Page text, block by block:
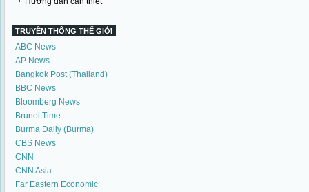
TRUYỀN THÔNG THẾ GIỚI
ABC News
AP News
Bangkok Post (Thailand)
BBC News
Bloomberg News
Brunei Time
Burma Daily (Burma)
CBS News
CNN
CNN Asia
Far Eastern Economic